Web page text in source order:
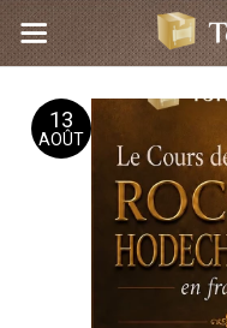
13
AOÛT